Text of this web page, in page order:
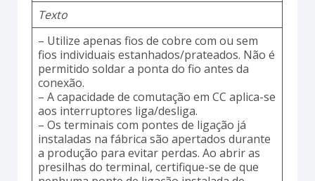
Texto
– Utilize apenas fios de cobre com ou sem
fios individuais estanhados/prateados. Não é
permitido soldar a ponta do fio antes da
conexão.
– A capacidade de comutação em CC aplica-se
aos interruptores liga/desliga.
– Os terminais com pontes de ligação já
instaladas na fábrica são apertados durante
a produção para evitar perdas. Ao abrir as
presilhas do terminal, certifique-se de que